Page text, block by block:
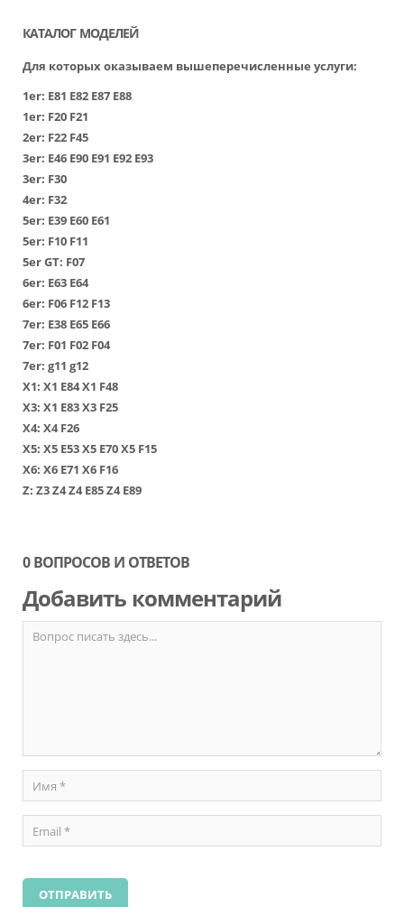
КАТАЛОГ МОДЕЛЕЙ
Для которых оказываем вышеперечисленные услуги:
1er: Е81 Е82 Е87 Е88
1er: F20 F21
2er: F22 F45
3er: Е46 Е90 Е91 Е92 Е93
3er: F30
4er: F32
5er: Е39 Е60 Е61
5er: F10 F11
5er GT: F07
6er: Е63 Е64
6er: F06 F12 F13
7er: Е38 Е65 Е66
7er: F01 F02 F04
7er: g11 g12
Х1: Х1 Е84Х1 F48
Х3: Х1 Е83Х3 F25
Х4: Х4 F26
Х5: Х5 Е53Х5 Е70Х5 F15
Х6: Х6 Е71 Х6 F16
Z: Z3Z4Z4 E85Z4 E89
0 ВОПРОСОВ И ОТВЕТОВ
Добавить комментарий